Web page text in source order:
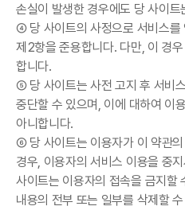
손실이 발생한 경우에도 당 사이
④ 당 사이트의 사정으로 서비스를
제2항을 준용합니다. 다만, 이 경
합니다.
⑤ 당 사이트는 사전 고지 후 서비
중단할 수 있으며, 이에 대하여 이
아니합니다.
⑥ 당 사이트는 이용자가 이 약관
경우, 이용자의 서비스 이용을 중
사이트는 이용자의 접속을 금지할
내용의 전부 또는 일부를 삭제할